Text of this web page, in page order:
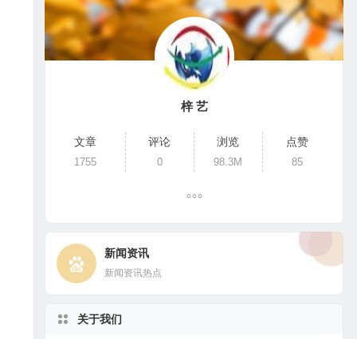
梓 艺
文章
1755
评论
0
浏览
98.3M
点赞
85
新闻资讯
新闻资讯热点
关于我们